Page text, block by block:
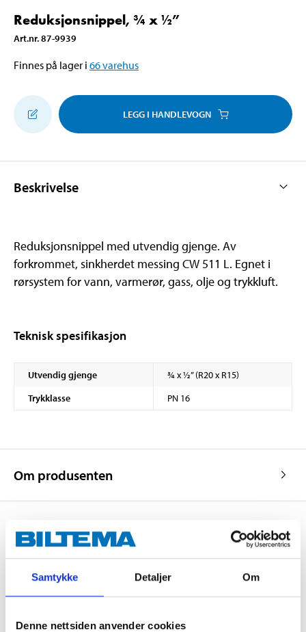
Samtykke Detaljer Om
Denne nettsiden anvender cookies
Reduksjonsnippel, ¾ x ½”
Art.nr.87-9939
Finnes på lager i 66varehus
LEGG I HANDLEVOGN
Beskrivelse
Reduksjonsnippel med utvendig gjenge. Av
forkrommet, sinkherdet messing CW 511 L. Egnet i
rørsystem for vann, varmerør, gass, olje og trykkluft.
Teknisk spesifikasjon
Utvendig gjenge
¾ x ½” (R20 x R15)
Trykklasse
PN 16
Om produsenten
Kjøp & Hent
Kjøp & Hent i ditt varehus.
LES MER